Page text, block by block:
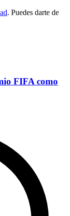
. Puedes darte de
FIFA como